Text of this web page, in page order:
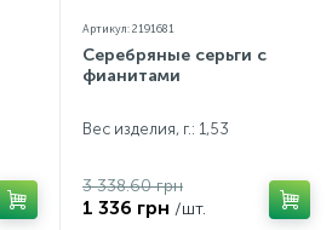
Артикул: 2191681
Серебряные серьги с
фианитами
Вес изделия, г.: 1,53
3 338.60 грн
1 336 грн /шт.